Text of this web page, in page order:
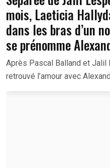
mois, Laeticia
dans les bras d’un
se prénomme
Après Pascal Balland et Jalil
retrouvé l’amour avec